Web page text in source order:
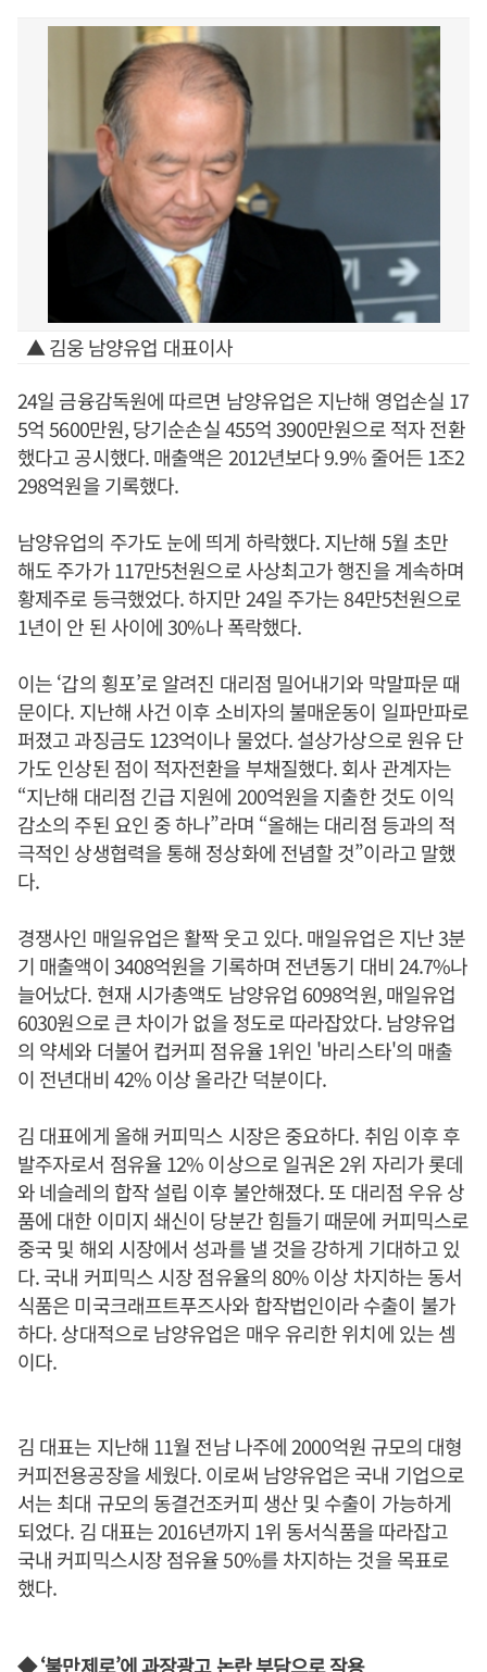
▲ 김웅 남양유업 대표이사
24일 금융감독원에 따르면 남양유업은 지난해 영업손실 17
5억 5600만원, 당기순손실 455억 3900만원으로 적자 전환
했다고 공시했다. 매출액은 2012년보다 9.9% 줄어든 1조2
298억원을 기록했다.
남양유업의 주가도 눈에 띄게 하락했다. 지난해 5월 초만
해도 주가가 117만5천원으로 사상최고가 행진을 계속하며
황제주로 등극했었다. 하지만 24일 주가는 84만5천원으로
1년이 안 된 사이에 30%나 폭락했다.
이는 ‘갑의 횡포’로 알려진 대리점 밀어내기와 막말파문 때
문이다. 지난해 사건 이후 소비자의 불매운동이 일파만파로
퍼졌고 과징금도 123억이나 물었다. 설상가상으로 원유 단
가도 인상된 점이 적자전환을 부채질했다. 회사 관계자는
“지난해 대리점 긴급 지원에 200억원을 지출한 것도 이익
감소의 주된 요인 중 하나”라며 “올해는 대리점 등과의 적
극적인 상생협력을 통해 정상화에 전념할 것”이라고 말했
다.
경쟁사인 매일유업은 활짝 웃고 있다. 매일유업은 지난 3분
기 매출액이 3408억원을 기록하며 전년동기 대비 24.7%나
늘어났다. 현재 시가총액도 남양유업 6098억원, 매일유업
6030원으로 큰 차이가 없을 정도로 따라잡았다. 남양유업
의 약세와 더불어 컵커피 점유율 1위인 '바리스타'의 매출
이 전년대비 42% 이상 올라간 덕분이다.
김 대표에게 올해 커피믹스 시장은 중요하다. 취임 이후 후
발주자로서 점유율 12% 이상으로 일궈온 2위 자리가 롯데
와 네슬레의 합작 설립 이후 불안해졌다. 또 대리점 우유 상
품에 대한 이미지 쇄신이 당분간 힘들기 때문에 커피믹스로
중국 및 해외 시장에서 성과를 낼 것을 강하게 기대하고 있
다. 국내 커피믹스 시장 점유율의 80% 이상 차지하는 동서
식품은 미국크래프트푸즈사와 합작법인이라 수출이 불가
하다. 상대적으로 남양유업은 매우 유리한 위치에 있는 셈
이다.
김 대표는 지난해 11월 전남 나주에 2000억원 규모의 대형
커피전용공장을 세웠다. 이로써 남양유업은 국내 기업으로
서는 최대 규모의 동결건조커피 생산 및 수출이 가능하게
되었다. 김 대표는 2016년까지 1위 동서식품을 따라잡고
국내 커피믹스시장 점유율 50%를 차지하는 것을 목표로
했다.
◆ ‘불만제로’에 과장광고 논란 부담으로 작용